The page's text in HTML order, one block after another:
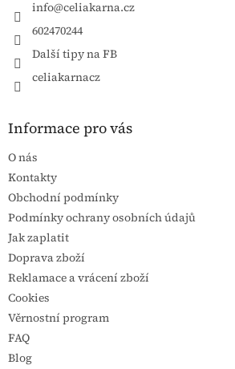
info@celiakarna.cz
602470244
Další tipy na FB
celiakarnacz
Informace pro vás
O nás
Kontakty
Obchodní podmínky
Podmínky ochrany osobních údajů
Jak zaplatit
Doprava zboží
Reklamace a vrácení zboží
Cookies
Věrnostní program
FAQ
Blog